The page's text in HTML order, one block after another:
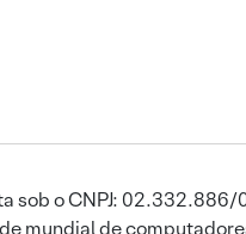
sob o CNPJ:
mundial de